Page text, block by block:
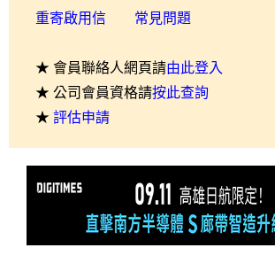
重寄啟用信 常見問題
★ 會員聯絡人網頁請由此登入
★ 公司會員資格請按此查詢
★ 評估申請